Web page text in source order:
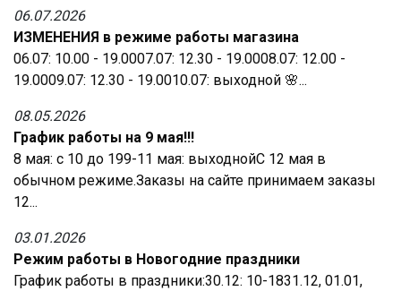
06.07.2026
ИЗМЕНЕНИЯ в режиме работы магазина
06.07: 10.00 - 19.0007.07: 12.30 - 19.0008.07: 12.00 -
19.0009.07: 12.30 - 19.0010.07: выходной 🌸...
08.05.2026
График работы на 9 мая!!!
8 мая: с 10 до 199-11 мая: выходнойС 12 мая в
обычном режиме.Заказы на сайте принимаем заказы
12...
03.01.2026
Режим работы в Новогодние праздники
График работы в праздники:30.12: 10-1831.12, 01.01,